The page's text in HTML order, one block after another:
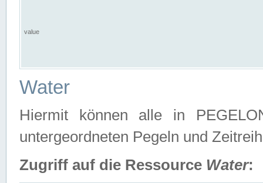
value
Water
Hiermit können alle in
untergeordneten Pegeln und
Zugriff auf die Ressource Water: